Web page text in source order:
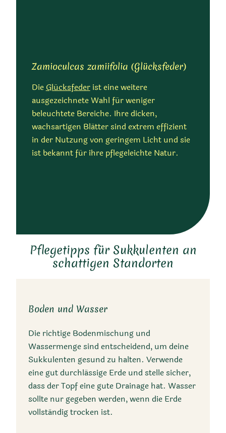
Zamioculcas zamiifolia (Glücksfeder)
Die Glücksfederist eine weitere
ausgezeichnete Wahl für weniger
beleuchtete Bereiche. Ihre dicken,
wachsartigen Blätter sind extrem effizient
in der Nutzung von geringem Licht und sie
ist bekannt für ihre pflegeleichte Natur.
Pflegetipps für Sukkulenten an
schattigen Standorten
Boden und Wasser
Die richtige Bodenmischung und
Wassermenge sind entscheidend, um deine
Sukkulenten gesund zu halten. Verwende
eine gut durchlässige Erde und stelle sicher,
dass der Topf eine gute Drainage hat. Wasser
sollte nur gegeben werden, wenn die Erde
vollständig trocken ist.